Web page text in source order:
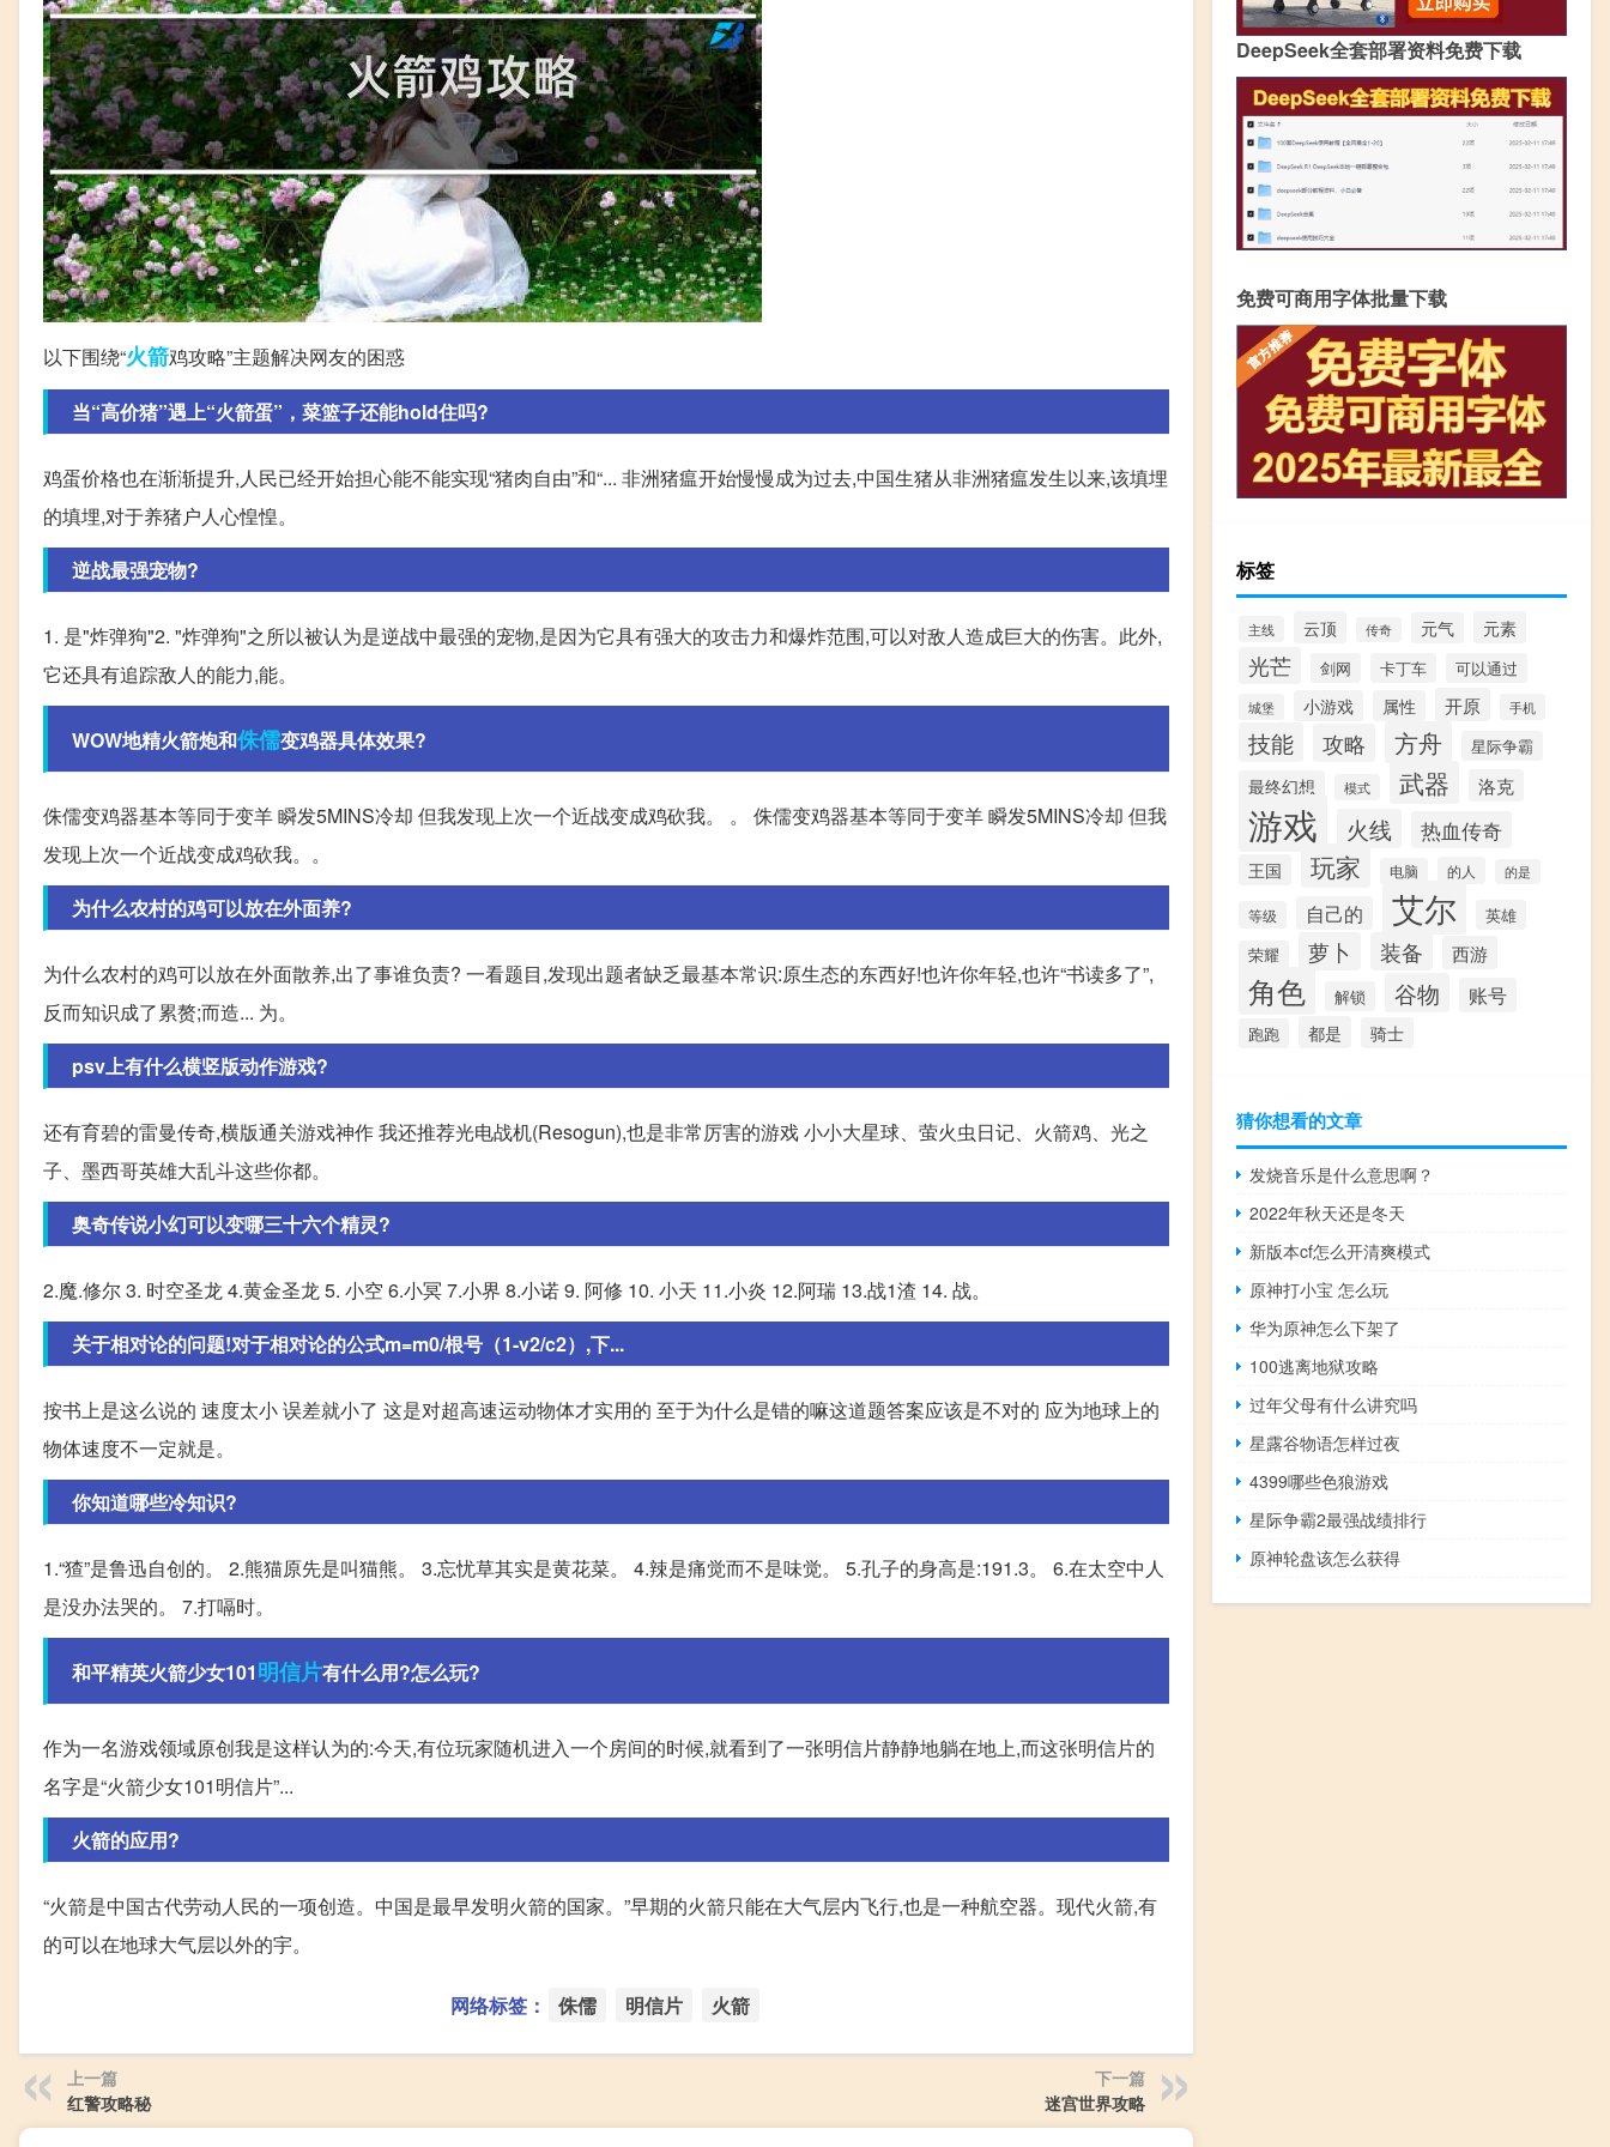
以下围绕“火箭鸡攻略”主题解决网友的困惑
当“高价猪”遇上“火箭蛋”，菜篮子还能hold住吗?
鸡蛋价格也在渐渐提升,人民已经开始担心能不能实现“猪肉自由”和“... 非洲猪瘟开始慢慢成为过去,中国生猪从非洲猪瘟发生以来,该填埋
的填埋,对于养猪户人心惶惶。
逆战最强宠物?
1. 是"炸弹狗"2. "炸弹狗"之所以被认为是逆战中最强的宠物,是因为它具有强大的攻击力和爆炸范围,可以对敌人造成巨大的伤害。此外,
它还具有追踪敌人的能力,能。
WOW地精火箭炮和侏儒变鸡器具体效果?
侏儒变鸡器基本等同于变羊 瞬发5MINS冷却 但我发现上次一个近战变成鸡砍我。 。 侏儒变鸡器基本等同于变羊 瞬发5MINS冷却 但我
发现上次一个近战变成鸡砍我。。
为什么农村的鸡可以放在外面养?
为什么农村的鸡可以放在外面散养,出了事谁负责? 一看题目,发现出题者缺乏最基本常识:原生态的东西好!也许你年轻,也许“书读多了”,
反而知识成了累赘;而造... 为。
psv上有什么横竖版动作游戏?
还有育碧的雷曼传奇,横版通关游戏神作 我还推荐光电战机(Resogun),也是非常厉害的游戏 小小大星球、萤火虫日记、火箭鸡、光之
子、墨西哥英雄大乱斗这些你都。
奥奇传说小幻可以变哪三十六个精灵?
2.魔.修尔 3. 时空圣龙 4.黄金圣龙 5. 小空 6.小冥 7.小界 8.小诺 9. 阿修 10. 小天 11.小炎 12.阿瑞 13.战1渣 14. 战。
关于相对论的问题!对于相对论的公式m=m0/根号（1-v2/c2）,下...
按书上是这么说的 速度太小 误差就小了 这是对超高速运动物体才实用的 至于为什么是错的嘛这道题答案应该是不对的 应为地球上的
物体速度不一定就是。
你知道哪些冷知识?
1.“猹”是鲁迅自创的。 2.熊猫原先是叫猫熊。 3.忘忧草其实是黄花菜。 4.辣是痛觉而不是味觉。 5.孔子的身高是:191.3。 6.在太空中人
是没办法哭的。 7.打嗝时。
和平精英火箭少女101明信片有什么用?怎么玩?
作为一名游戏领域原创我是这样认为的:今天,有位玩家随机进入一个房间的时候,就看到了一张明信片静静地躺在地上,而这张明信片的
名字是“火箭少女101明信片”...
火箭的应用?
“火箭是中国古代劳动人民的一项创造。中国是最早发明火箭的国家。”早期的火箭只能在大气层内飞行,也是一种航空器。现代火箭,有
的可以在地球大气层以外的宇。
网络标签： 侏儒 明信片 火箭
上一篇
红警攻略秘
下一篇
迷宫世界攻略
DeepSeek全套部署资料免费下载
免费可商用字体批量下载
标签
主线 云顶 传奇 元气 元素
光芒 剑网 卡丁车 可以通过
城堡 小游戏 属性 开原 手机
技能 攻略 方舟 星际争霸
最终幻想 模式 武器 洛克
游戏 火线 热血传奇
王国 玩家 电脑 的人 的是
等级 自己的 艾尔 英雄
荣耀 萝卜 装备 西游
角色 解锁 谷物 账号
跑跑 都是 骑士
猜你想看的文章
发烧音乐是什么意思啊？
2022年秋天还是冬天
新版本cf怎么开清爽模式
原神打小宝 怎么玩
华为原神怎么下架了
100逃离地狱攻略
过年父母有什么讲究吗
星露谷物语怎样过夜
4399哪些色狼游戏
星际争霸2最强战绩排行
原神轮盘该怎么获得